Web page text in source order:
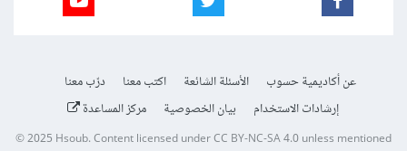
عن أكاديمية حسوب الأسئلة الشائعة اكتب معنا
درّب معنا
إرشادات الاستخدام
بيان الخصوصية مركز المساعدة
© 2025Hsoub.Content licensed underCC BY-NC-SA 4.0unless mentioned